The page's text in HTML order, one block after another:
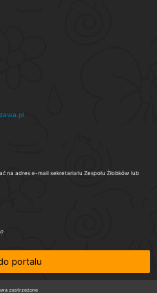
na adres e-mail sekretariatu Zespołu Żłobków lub
portalu
zastrzeżone